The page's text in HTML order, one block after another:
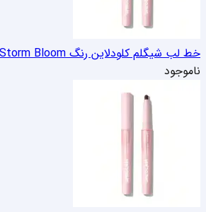
خط لب شیگلم کلودلاین رنگ Storm Bloom
ناموجود